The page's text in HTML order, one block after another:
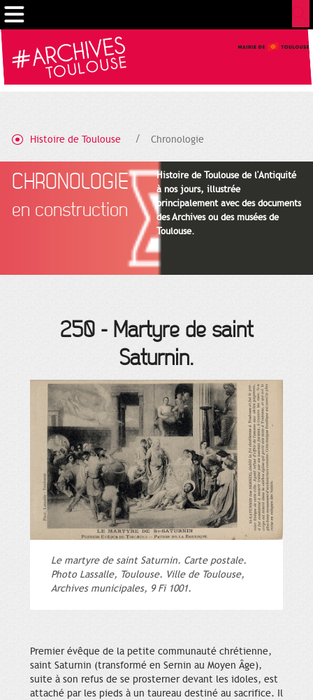
Histoire de Toulouse Chronologie
CHRONOLOGIE
en construction
Histoire de Toulouse de l'Antiquité
à nos jours, illustrée
principalement avec des documents
des Archives ou des musées de
Toulouse.
250 - Martyre de saint
Saturnin.
Le martyre de saint Saturnin. Carte postale.
Photo Lassalle, Toulouse. Ville de Toulouse,
Archives municipales, 9 Fi 1001.
Premier évêque de la petite communauté chrétienne,
saint Saturnin (transformé en Sernin au Moyen Âge),
suite à son refus de se prosterner devant les idoles, est
attaché par les pieds à un taureau destiné au sacrifice. Il
Gestion de vos préférences sur les cookies